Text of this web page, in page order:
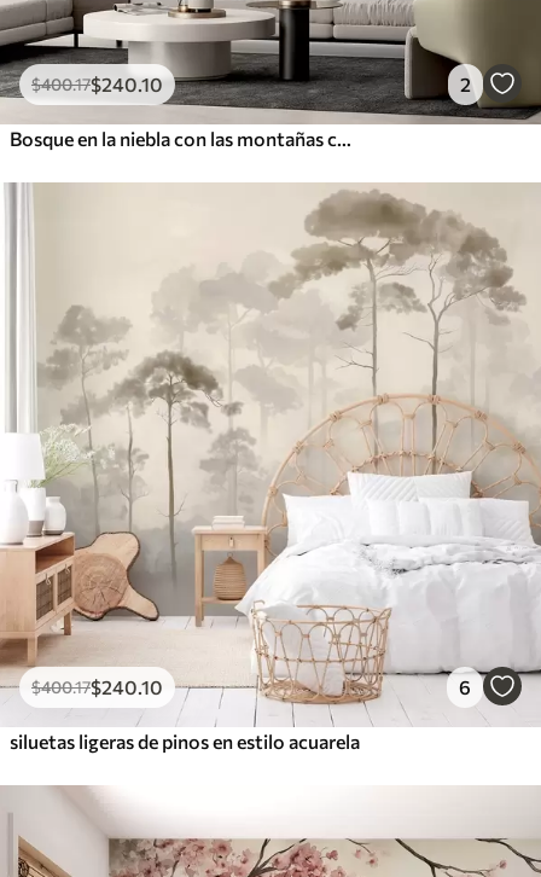
$400.17$240.10 2
Bosque en la niebla con las montañas como telón de fondo
$400.17$240.10 6
siluetas ligeras de pinos en estilo acuarela